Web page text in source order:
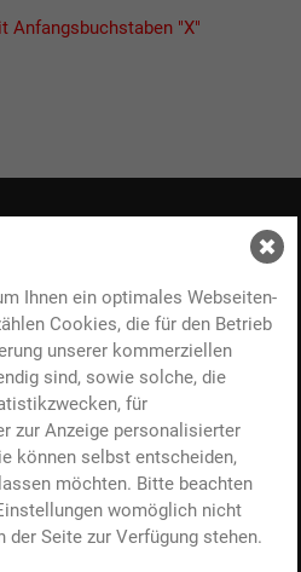
Anfangsbuchstaben "X"
3
Ihnen ein optimales Webseiten-
Cookies, die für den Betrieb
unserer kommerziellen
sind, sowie solche, die
für
zur Anzeige personalisierter
können selbst entscheiden,
möchten. Bitte beachten
womöglich nicht
Seite zur Verfügung stehen.